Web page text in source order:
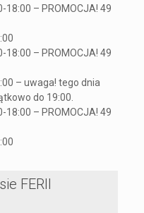
18:00 – PROMOCJA! 49
18:00 – PROMOCJA! 49
– uwaga! tego dnia
do 19:00.
18:00 – PROMOCJA! 49
FERII